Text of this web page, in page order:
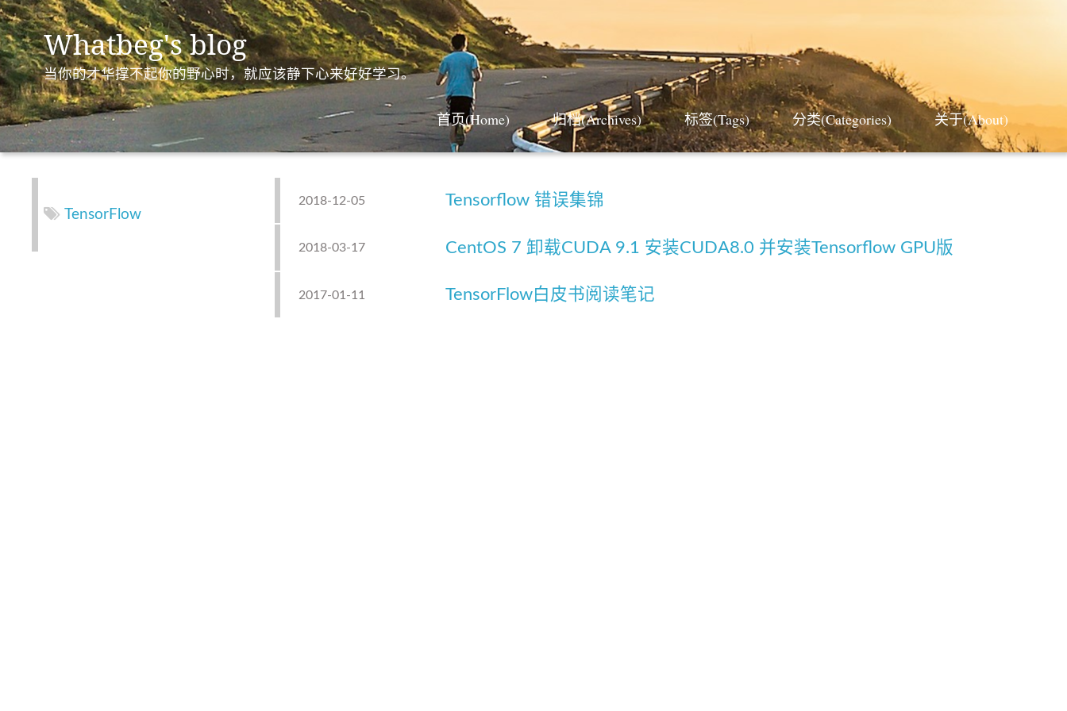
Whatbeg's blog
当你的才华撑不起你的野心时，就应该静下心来好好学习。
首页(Home) 归档(Archives) 标签(Tags) 分类(Categories) 关于(About)
TensorFlow
2018-12-05 Tensorflow 错误集锦
2018-03-17 CentOS 7 卸载CUDA 9.1 安装CUDA8.0 并安装Tensorflow GPU版
2017-01-11 TensorFlow白皮书阅读笔记